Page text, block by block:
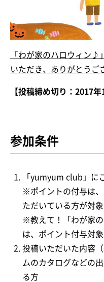
「わが家のハロウィン♪
いただき、ありがとうご
【投稿締め切り：2017
参加条件
「yumyum club」に
※ポイントの付与は
ただいている方が対象
※教えて！「わが家
は、ポイント付与対
投稿いただいた内容
ムのカタログなどの
る方